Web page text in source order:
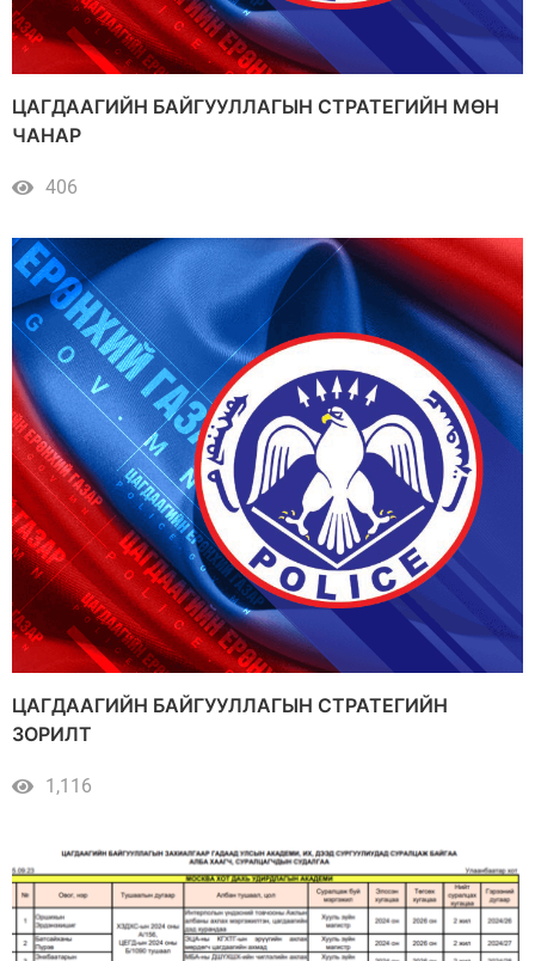
ЦАГДААГИЙН БАЙГУУЛЛАГЫН СТРАТЕГИЙН МӨН
ЧАНАР
406
ЦАГДААГИЙН БАЙГУУЛЛАГЫН СТРАТЕГИЙН
ЗОРИЛТ
1,116